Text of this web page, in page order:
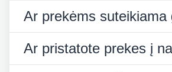
Ar prekėms suteikiama
Ar pristatote prekes į